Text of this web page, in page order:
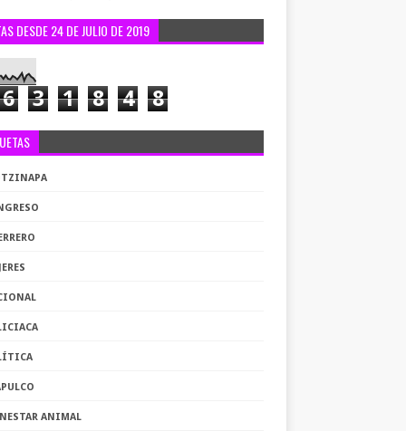
DESDE 24 DE JULIO DE 2019
6 3 1 8 4 8
ANIMAL